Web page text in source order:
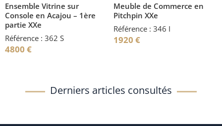
Ensemble Vitrine sur
Console en Acajou – 1ère
partie XXe
Référence : 362 S
4800 €
Meuble de Commerce en
Pitchpin XXe
Référence : 346 I
1920 €
Derniers articles consultés